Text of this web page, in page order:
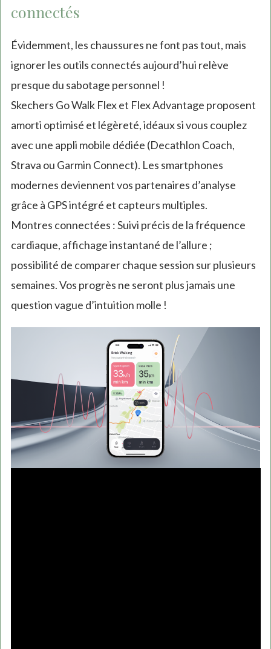
connectés
Évidemment, les chaussures ne font pas tout, mais
ignorer les outils connectés aujourd’hui relève
presque du sabotage personnel !
Skechers Go Walk Flex et Flex Advantage proposent
amorti optimisé et légèreté, idéaux si vous couplez
avec une appli mobile dédiée (Decathlon Coach,
Strava ou Garmin Connect). Les smartphones
modernes deviennent vos partenaires d’analyse
grâce à GPS intégré et capteurs multiples.
Montres connectées : Suivi précis de la fréquence
cardiaque, affichage instantané de l’allure ;
possibilité de comparer chaque session sur plusieurs
semaines. Vos progrès ne seront plus jamais une
question vague d’intuition molle !